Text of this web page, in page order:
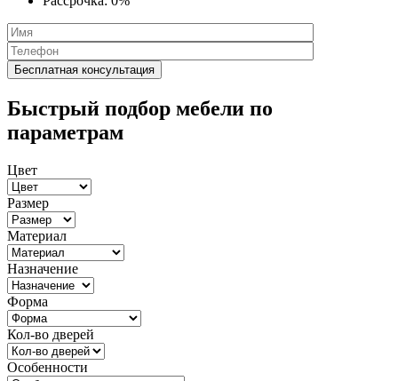
Быстрый подбор мебели по
параметрам
Цвет
Размер
Материал
Назначение
Форма
Кол-во дверей
Особенности